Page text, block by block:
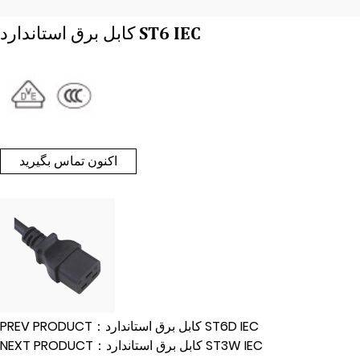
کابل برق استاندارد ST6 IEC
اکنون تماس بگیرید
PREV PRODUCT：کابل برق استاندارد ST6D IEC
NEXT PRODUCT：کابل برق استاندارد ST3W IEC